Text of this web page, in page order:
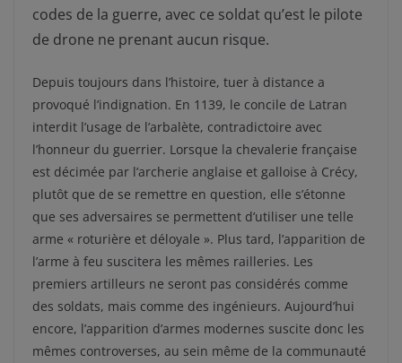
codes de la guerre, avec ce soldat qu’est le pilote
de drone ne prenant aucun risque.
Depuis toujours dans l’histoire, tuer à distance a
provoqué l’indignation. En 1139, le concile de Latran
interdit l’usage de l’arbalète, contradictoire avec
l’honneur du guerrier. Lorsque la chevalerie française
est décimée par l’archerie anglaise et galloise à Crécy,
plutôt que de se remettre en question, elle s’étonne
que ses adversaires se permettent d’utiliser une telle
arme « roturière et déloyale ». Plus tard, l’apparition de
l’arme à feu suscitera les mêmes railleries. Les
premiers artilleurs ne seront pas considérés comme
des soldats, mais comme des ingénieurs. Aujourd’hui
encore, l’apparition d’armes modernes suscite donc les
mêmes controverses, au sein même de la communauté